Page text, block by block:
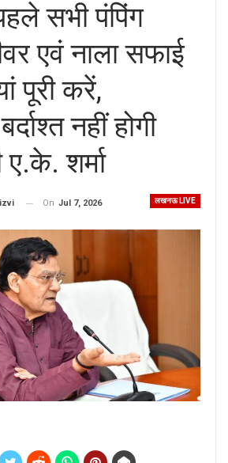
सभी पंपिंग
एवं नाला सफाई
पूरी करें,
नहीं होगी
ए.के. शर्मा
लखनऊ LIVE
On Jul 7, 2026